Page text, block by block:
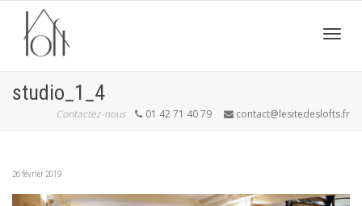
studio_1_4
Contactez-nous 01 42 71 40 79 contact@lesitedeslofts.fr
26 février 2019